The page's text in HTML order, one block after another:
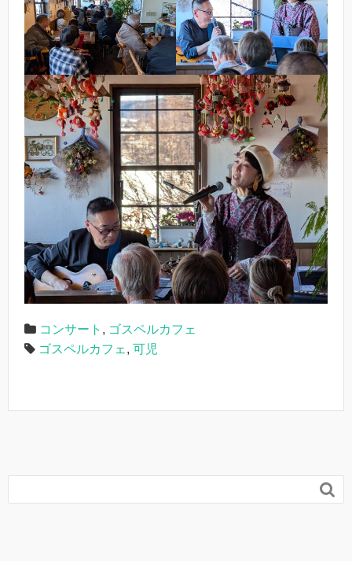
コンサート , ゴスペルカフェ
ゴスペルカフェ , 可児
